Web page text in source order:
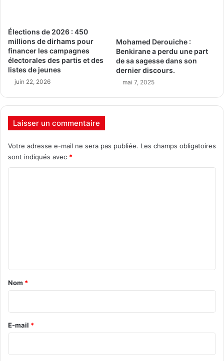
Élections de 2026 : 450
millions de dirhams pour
financer les campagnes
électorales des partis et des
listes de jeunes
juin 22, 2026
Mohamed Derouiche :
Benkirane a perdu une part
de sa sagesse dans son
dernier discours.
mai 7, 2025
Laisser un commentaire
Votre adresse e-mail ne sera pas publiée. Les champs obligatoires
sont indiqués avec *
a
r
e
Nom *
E-mail *